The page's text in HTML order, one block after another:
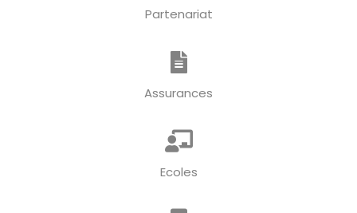
Partenariat
Assurances
Ecoles